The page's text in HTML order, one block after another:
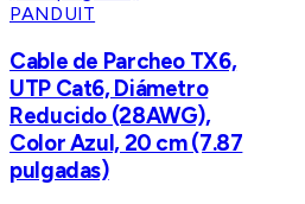
PANDUIT
Cable de Parcheo TX6,
UTP Cat6, Diámetro
Reducido (28AWG),
Color Azul, 20 cm (7.87
pulgadas)